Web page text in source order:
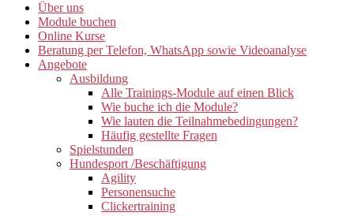
Über uns
Module buchen
Online Kurse
Beratung per Telefon, WhatsApp sowie Videoanalyse
Angebote
Ausbildung
Alle Trainings-Module auf einen Blick
Wie buche ich die Module?
Wie lauten die Teilnahmebedingungen?
Häufig gestellte Fragen
Spielstunden
Hundesport /Beschäftigung
Agility
Personensuche
Clickertraining